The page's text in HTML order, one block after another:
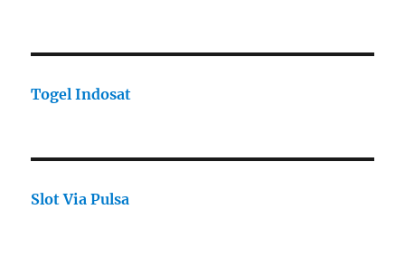
Togel Indosat
Slot Via Pulsa